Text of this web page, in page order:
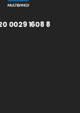
0029 1608 8